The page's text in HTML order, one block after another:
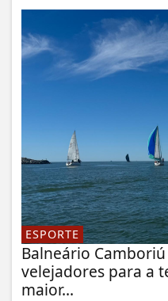
ESPORTE
Balneário
velejadores para a
maior...